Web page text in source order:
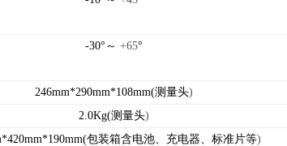
-30°～ +65°
246mm*290mm*108mm(测量头)
2.0Kg(测量头)
包装箱含电池、充电器、标准片等)